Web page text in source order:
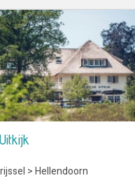
>Hellendoorn